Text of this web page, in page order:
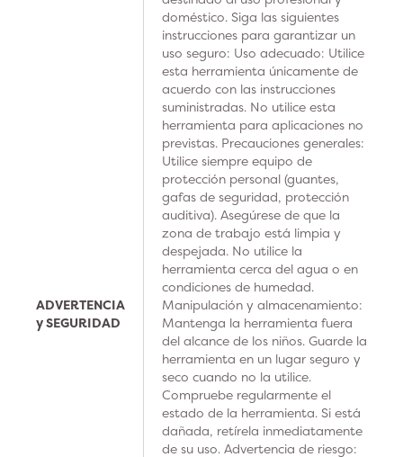
ADVERTENCIA
y SEGURIDAD
doméstico. Siga las siguientes
instrucciones para garantizar un
uso seguro: Uso adecuado: Utilice
esta herramienta únicamente de
acuerdo con las instrucciones
suministradas. No utilice esta
herramienta para aplicaciones no
previstas. Precauciones generales:
Utilice siempre equipo de
protección personal (guantes,
gafas de seguridad, protección
auditiva). Asegúrese de que la
zona de trabajo está limpia y
despejada. No utilice la
herramienta cerca del agua o en
condiciones de humedad.
Manipulación y almacenamiento:
Mantenga la herramienta fuera
del alcance de los niños. Guarde la
herramienta en un lugar seguro y
seco cuando no la utilice.
Compruebe regularmente el
estado de la herramienta. Si está
dañada, retírela inmediatamente
de su uso. Advertencia de riesgo: